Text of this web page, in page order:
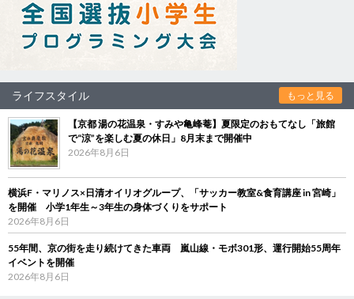
ライフスタイル もっと見る
【京都 湯の花温泉・すみや亀峰菴】夏限定のおもてなし「旅館
で“涼”を楽しむ夏の休日」8月末まで開催中
2026年8月6日
横浜F・マリノス×日清オイリオグループ、「サッカー教室&食育講座 in 宮崎」
を開催 小学1年生～3年生の身体づくりをサポート
2026年8月6日
55年間、京の街を走り続けてきた車両 嵐山線・モボ301形、運行開始55周年
イベントを開催
2026年8月6日